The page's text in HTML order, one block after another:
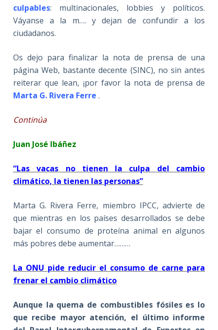
culpables: multinacionales, lobbies y políticos.
Váyanse a la m…. y dejan de confundir a los
ciudadanos.
Os dejo para finalizar la nota de prensa de una
página Web, bastante decente (SINC), no sin antes
reiterar que lean, ¡por favor la nota de prensa de
Marta G. Rivera Ferre .
Continúa
Juan José Ibáñez
“Las vacas no tienen la culpa del cambio
climático, la tienen las personas”
Marta G. Rivera Ferre, miembro IPCC, advierte de
que mientras en los países desarrollados se debe
bajar el consumo de proteína animal en algunos
más pobres debe aumentar………
La ONU pide reducir el consumo de carne para
frenar el cambio climático
Aunque la quema de combustibles fósiles es lo
que recibe mayor atención, el último informe